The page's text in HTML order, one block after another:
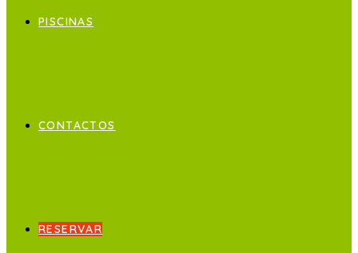
PISCINAS
CONTACTOS
RESERVAR